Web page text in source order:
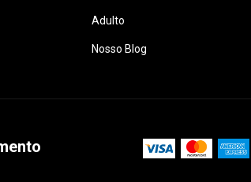
Adulto
Nosso Blog